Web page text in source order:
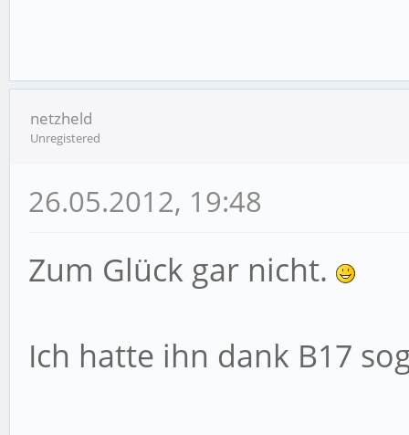
netzheld
Unregistered
26.05.2012, 19:48
Zum Glück gar nicht.
Ich hatte ihn dank B17